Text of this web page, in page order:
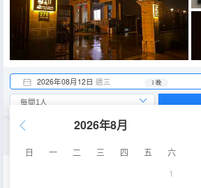
2026年08月12日 週三 1 晚
2026年8月
日 一 二 三 四 五
六
1
20-25㎡